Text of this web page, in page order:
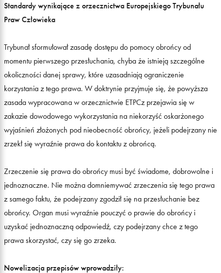
Standardy wynikające z orzecznictwa Europejskiego Trybunału
Praw Człowieka
Trybunał sformułował zasadę dostępu do pomocy obrońcy od
momentu pierwszego przesłuchania, chyba że istnieją szczególne
okoliczności danej sprawy, które uzasadniają ograniczenie
korzystania z tego prawa. W doktrynie przyjmuje się, że powyższa
zasada wypracowana w orzecznictwie ETPCz przejawia się w
zakazie dowodowego wykorzystania na niekorzyść oskarżonego
wyjaśnień złożonych pod nieobecność obrońcy, jeżeli podejrzany nie
zrzekł się wyraźnie prawa do kontaktu z obrońcą.
Zrzeczenie się prawa do obrońcy musi być świadome, dobrowolne i
jednoznaczne. Nie można domniemywać zrzeczenia się tego prawa
z samego faktu, że podejrzany zgodził się na przesłuchanie bez
obrońcy. Organ musi wyraźnie pouczyć o prawie do obrońcy i
uzyskać jednoznaczną odpowiedź, czy podejrzany chce z tego
prawa skorzystać, czy się go zrzeka.
Nowelizacja przepisów wprowadziły: